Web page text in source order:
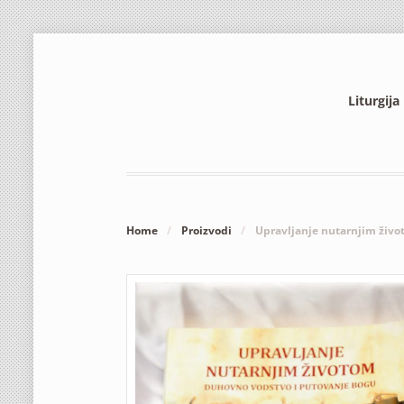
Liturgija
Home / Proizvodi / Upravljanje nutarnjim